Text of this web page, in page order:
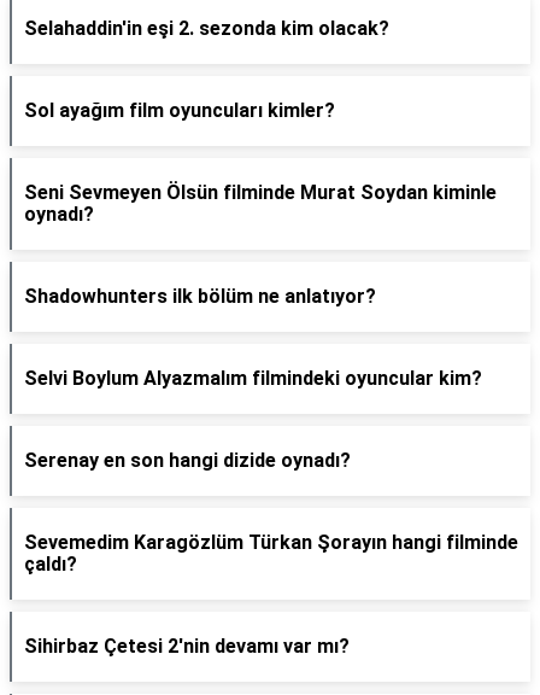
Selahaddin'in eşi 2. sezonda kim olacak?
Sol ayağım film oyuncuları kimler?
Seni Sevmeyen Ölsün filminde Murat Soydan kiminle
oynadı?
Shadowhunters ilk bölüm ne anlatıyor?
Selvi Boylum Alyazmalım filmindeki oyuncular kim?
Serenay en son hangi dizide oynadı?
Sevemedim Karagözlüm Türkan Şorayın hangi filminde
çaldı?
Sihirbaz Çetesi 2'nin devamı var mı?